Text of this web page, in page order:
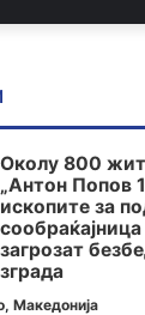
Околу 800
„Антон Попов
ископите за
сообраќајница
загрозат
зграда
,Македонија